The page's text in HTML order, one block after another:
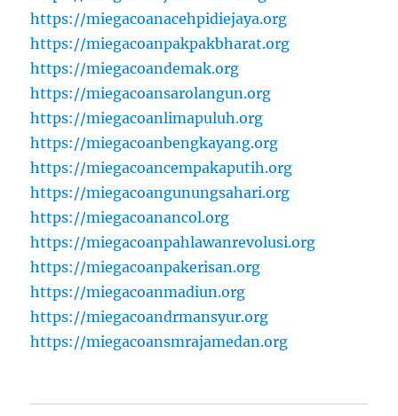
https://miegacoanacehpidiejaya.org
https://miegacoanpakpakbharat.org
https://miegacoandemak.org
https://miegacoansarolangun.org
https://miegacoanlimapuluh.org
https://miegacoanbengkayang.org
https://miegacoancempakaputih.org
https://miegacoangunungsahari.org
https://miegacoanancol.org
https://miegacoanpahlawanrevolusi.org
https://miegacoanpakerisan.org
https://miegacoanmadiun.org
https://miegacoandrmansyur.org
https://miegacoansmrajamedan.org